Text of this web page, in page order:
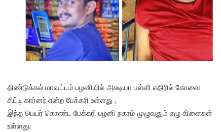
திண்டுக்கல் மாவட்டம் பழனியில் அக்ஷயா பள்ளி எதிரில் கோவை
சிட்டி கார்னர் என்ற பேக்கரி உள்ளது .
இந்த பெயர் கொண்ட பேக்கரி பழனி நகரம் முழுவதும் ஏழு கிளைகள்
உள்ளது.